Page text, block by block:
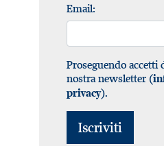
Email:
Proseguendo accetti
nostra newsletter (
privacy).